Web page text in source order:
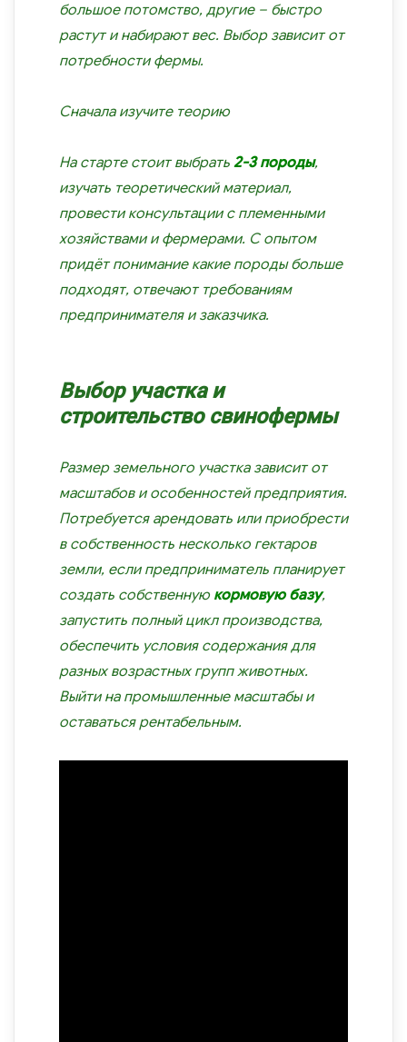
большое потомство, другие – быстро
растут и набирают вес. Выбор зависит от
потребности фермы.
Сначала изучите теорию
На старте стоит выбрать 2-3 породы,
изучать теоретический материал,
провести консультации с племенными
хозяйствами и фермерами. С опытом
придёт понимание какие породы больше
подходят, отвечают требованиям
предпринимателя и заказчика.
Выбор участка и
строительство свинофермы
Размер земельного участка зависит от
масштабов и особенностей предприятия.
Потребуется арендовать или приобрести
в собственность несколько гектаров
земли, если предприниматель планирует
создать собственную кормовую базу,
запустить полный цикл производства,
обеспечить условия содержания для
разных возрастных групп животных.
Выйти на промышленные масштабы и
оставаться рентабельным.